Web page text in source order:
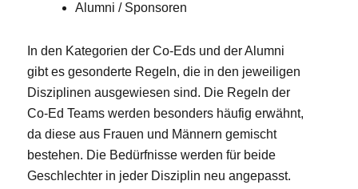
Alumni / Sponsoren
In den Kategorien der Co-Eds und der Alumni
gibt es gesonderte Regeln, die in den jeweiligen
Disziplinen ausgewiesen sind. Die Regeln der
Co-Ed Teams werden besonders häufig erwähnt,
da diese aus Frauen und Männern gemischt
bestehen. Die Bedürfnisse werden für beide
Geschlechter in jeder Disziplin neu angepasst.